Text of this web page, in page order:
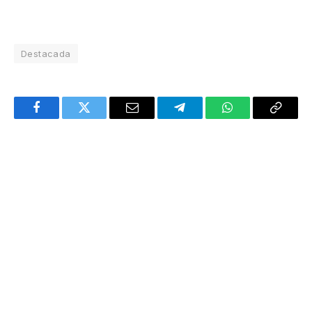
Destacada
FacebookTwitter Email TelegramWhatsAppCopy